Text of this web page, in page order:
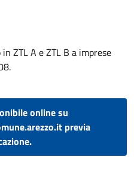
ZTL A e ZTL B a imprese
online su
previa